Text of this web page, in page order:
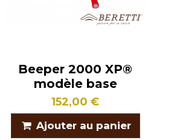
Beeper 2000 XP®
modèle base
152,00 €
Ajouter au panier